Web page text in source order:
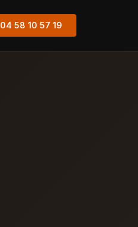
04 58 10 57 19